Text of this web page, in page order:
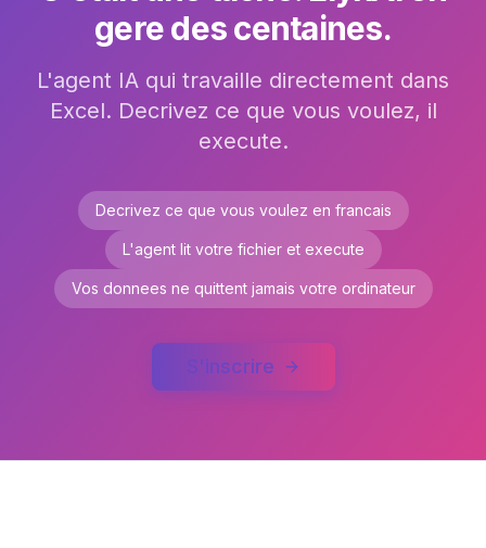
gere des centaines.
L'agent IA qui travaille directement dans
Excel. Decrivez ce que vous voulez, il
execute.
Decrivez ce que vous voulez en francais
L'agent lit votre fichier et execute
Vos donnees ne quittent jamais votre ordinateur
S'inscrire